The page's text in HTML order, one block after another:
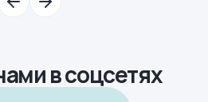
в соцсетях